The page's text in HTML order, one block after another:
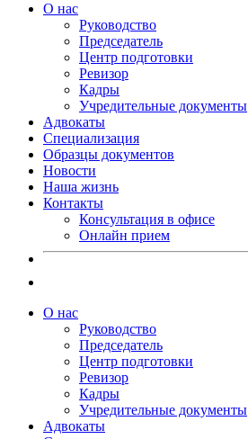
О нас
Руководство
Председатель
Центр подготовки
Ревизор
Кадры
Учредительные документы
Адвокаты
Специализация
Образцы документов
Новости
Наша жизнь
Контакты
Консультация в офисе
Онлайн прием
О нас
Руководство
Председатель
Центр подготовки
Ревизор
Кадры
Учредительные документы
Адвокаты